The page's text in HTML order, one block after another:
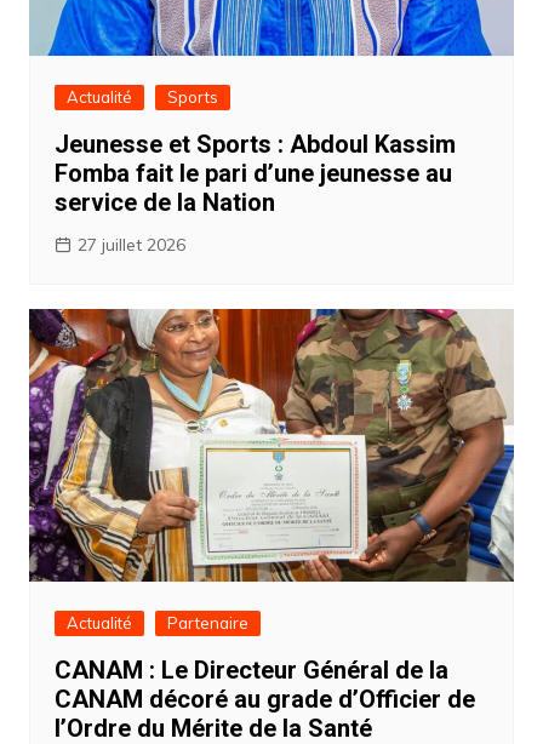
Actualité Sports
Jeunesse et Sports : Abdoul Kassim
Fomba fait le pari d’une jeunesse au
service de la Nation ‎
27 juillet 2026
Actualité Partenaire
CANAM : Le Directeur Général de la
CANAM décoré au grade d’Officier de
l’Ordre du Mérite de la Santé